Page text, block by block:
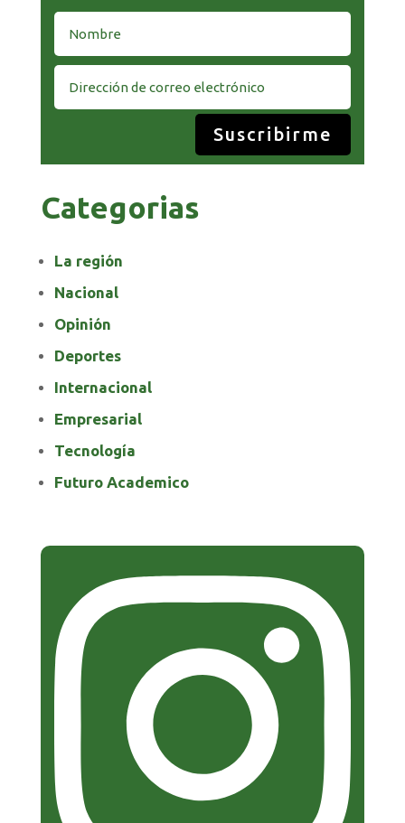
Suscribirme
Categorias
La región
Nacional
Opinión
Deportes
Internacional
Empresarial
Tecnología
Futuro Academico